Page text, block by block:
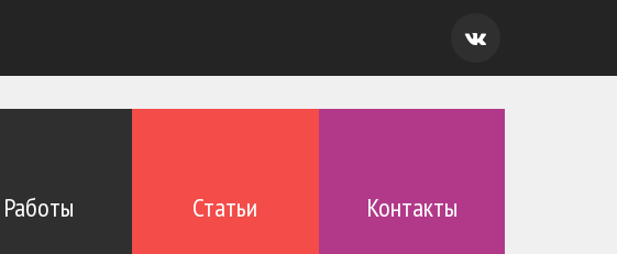
Работы Статьи Контакты